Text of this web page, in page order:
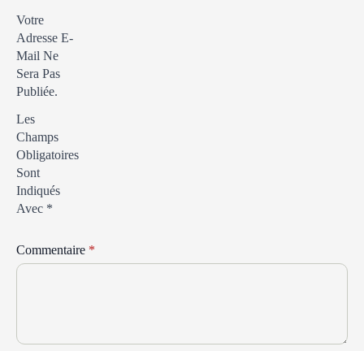
Votre
Adresse E-
Mail Ne
Sera Pas
Publiée.
Les
Champs
Obligatoires
Sont
Indiqués
Avec *
Commentaire *